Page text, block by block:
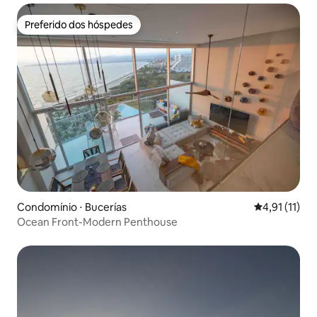
Preferido dos hóspedes
Preferido dos hóspedes
Condomínio ⋅ Bucerías 4,91 de uma
4,91 (11)
Ocean Front-Modern Penthouse